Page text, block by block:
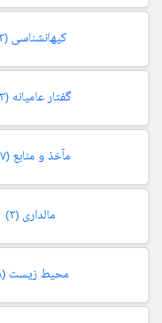
کیهانشناسی(۳)
گفتار عامیانه(۲۳)
مآخذ و منابع(۱۷)
مالداری(۳)
محیط زیست(۸)